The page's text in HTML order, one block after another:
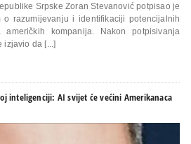
Srpske Zoran Stevanović potpisao je
razumijevanju i identifikaciji potencijalnih
američkih kompanija. Nakon potpisivanja
izjavio da [...]
inteligenciji: AI svijet će većini Amerikanaca